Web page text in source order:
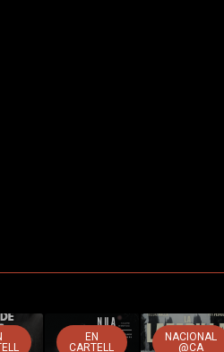
EN
CARTELL
NACIONAL
@CA